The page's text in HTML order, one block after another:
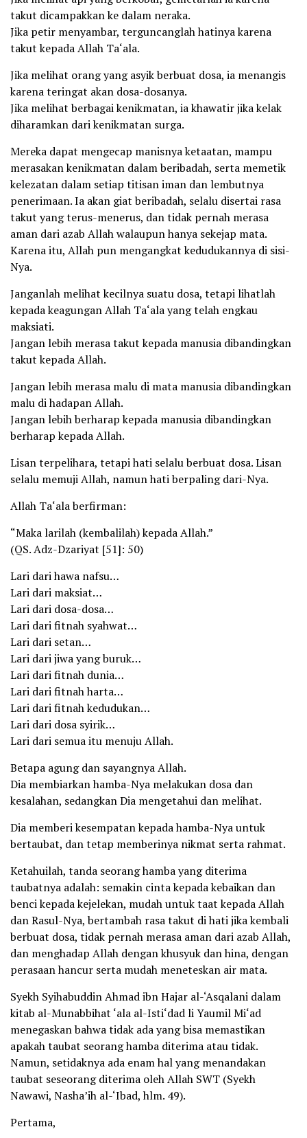
takut dicampakkan ke dalam neraka.
Jika petir menyambar, terguncanglah hatinya karena
takut kepada Allah Ta‘ala.
Jika melihat orang yang asyik berbuat dosa, ia menangis
karena teringat akan dosa-dosanya.
Jika melihat berbagai kenikmatan, ia khawatir jika kelak
diharamkan dari kenikmatan surga.
Mereka dapat mengecap manisnya ketaatan, mampu
merasakan kenikmatan dalam beribadah, serta memetik
kelezatan dalam setiap titisan iman dan lembutnya
penerimaan. Ia akan giat beribadah, selalu disertai rasa
takut yang terus-menerus, dan tidak pernah merasa
aman dari azab Allah walaupun hanya sekejap mata.
Karena itu, Allah pun mengangkat kedudukannya di sisi-
Nya.
Janganlah melihat kecilnya suatu dosa, tetapi lihatlah
kepada keagungan Allah Ta‘ala yang telah engkau
maksiati.
Jangan lebih merasa takut kepada manusia dibandingkan
takut kepada Allah.
Jangan lebih merasa malu di mata manusia dibandingkan
malu di hadapan Allah.
Jangan lebih berharap kepada manusia dibandingkan
berharap kepada Allah.
Lisan terpelihara, tetapi hati selalu berbuat dosa. Lisan
selalu memuji Allah, namun hati berpaling dari-Nya.
Allah Ta‘ala berfirman:
“Maka larilah (kembalilah) kepada Allah.”
(QS. Adz-Dzariyat [51]: 50)
Lari dari hawa nafsu…
Lari dari maksiat…
Lari dari dosa-dosa…
Lari dari fitnah syahwat…
Lari dari setan…
Lari dari jiwa yang buruk…
Lari dari fitnah dunia…
Lari dari fitnah harta…
Lari dari fitnah kedudukan…
Lari dari dosa syirik…
Lari dari semua itu menuju Allah.
Betapa agung dan sayangnya Allah.
Dia membiarkan hamba-Nya melakukan dosa dan
kesalahan, sedangkan Dia mengetahui dan melihat.
Dia memberi kesempatan kepada hamba-Nya untuk
bertaubat, dan tetap memberinya nikmat serta rahmat.
Ketahuilah, tanda seorang hamba yang diterima
taubatnya adalah: semakin cinta kepada kebaikan dan
benci kepada kejelekan, mudah untuk taat kepada Allah
dan Rasul-Nya, bertambah rasa takut di hati jika kembali
berbuat dosa, tidak pernah merasa aman dari azab Allah,
dan menghadap Allah dengan khusyuk dan hina, dengan
perasaan hancur serta mudah meneteskan air mata.
Syekh Syihabuddin Ahmad ibn Hajar al-‘Asqalani dalam
kitab al-Munabbihat ‘ala al-Isti‘dad li Yaumil Mi‘ad
menegaskan bahwa tidak ada yang bisa memastikan
apakah taubat seorang hamba diterima atau tidak.
Namun, setidaknya ada enam hal yang menandakan
taubat seseorang diterima oleh Allah SWT (Syekh
Nawawi, Nasha’ih al-‘Ibad, hlm. 49).
Pertama,